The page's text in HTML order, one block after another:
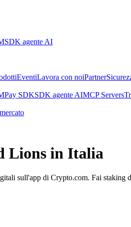
SDK agente AI
EventiLavora con noiPartner
Pay SDKSDK agente AIMCP Servers
Lions in Italia
sull'app di Crypto.com. Fai